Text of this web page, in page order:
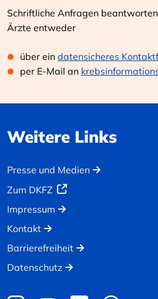
Schriftliche Anfragen
Ärzte entweder
über ein datensicheres
per E-Mail an
Weitere Links
Presse und Medien
Zum DKFZ
Impressum
Kontakt
Barrierefreiheit
Datenschutz